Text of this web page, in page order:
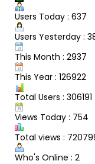
Users Today : 637
Users Yesterday :
This Month : 2937
This Year : 126922
Total Users : 306191
Views Today : 754
Total views :
Who's Online : 2